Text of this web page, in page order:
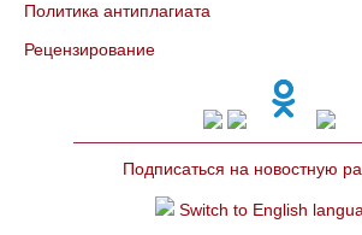
Политика антиплагиата
Рецензирование
Подписаться на новостную
Switch to English